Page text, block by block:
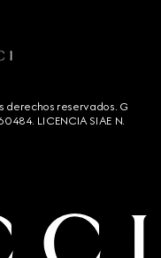
derechos reservados. G
LICENCIA SIAE N.